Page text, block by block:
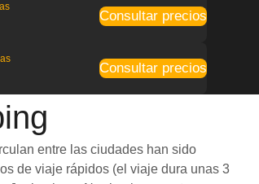
Consultar precios
Consultar precios
entre las ciudades han sido
de viaje rápidos (el viaje dura unas 3